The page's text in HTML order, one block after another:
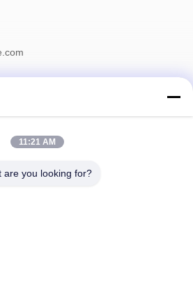
11:21 AM
are you looking for?